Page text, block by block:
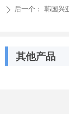
ꄲ 后一个： 韩国兴
其他产品